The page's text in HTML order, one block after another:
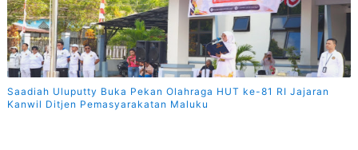
Saadiah Uluputty Buka Pekan Olahraga HUT ke-81 RI Jajaran
Kanwil Ditjen Pemasyarakatan Maluku